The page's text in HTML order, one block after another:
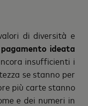
di diversità e
ideata
insufficienti i
se stanno per
più carte stanno
e dei numeri in